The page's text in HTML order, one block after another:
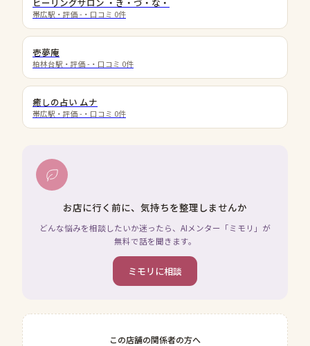
ヒーリングサロン ・き・づ・な・
帯広駅 ・評価 - ・口コミ 0件
壱夢庵
柏林台駅 ・評価 - ・口コミ 0件
癒しの占い ムナ
帯広駅 ・評価 - ・口コミ 0件
お店に行く前に、気持ちを整理しませんか
どんな悩みを相談したいか迷ったら、AIメンター「ミモリ」が
無料で話を聞きます。
ミモリに相談
この店舗の関係者の方へ